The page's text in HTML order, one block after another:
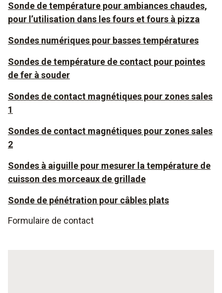
Sonde de température pour ambiances chaudes,
pour l’utilisation dans les fours et fours à pizza
Sondes numériques pour basses températures
Sondes de température de contact pour pointes
de fer à souder
Sondes de contact magnétiques pour zones sales
1
Sondes de contact magnétiques pour zones sales
2
Sondes à aiguille pour mesurer la température de
cuisson des morceaux de grillade
Sonde de pénétration pour câbles plats
Formulaire de contact